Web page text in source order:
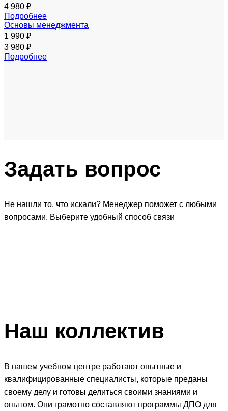
4 980 ₽
Подробнее
Основы менеджмента
1 990 ₽
3 980 ₽
Подробнее
Задать вопрос
Не нашли то, что искали? Менеджер поможет с любыми
вопросами. Выберите удобный способ связи
Наш коллектив
В нашем учебном центре работают опытные и
квалифицированные специалисты, которые преданы
своему делу и готовы делиться своими знаниями и
опытом. Они грамотно составляют программы ДПО для